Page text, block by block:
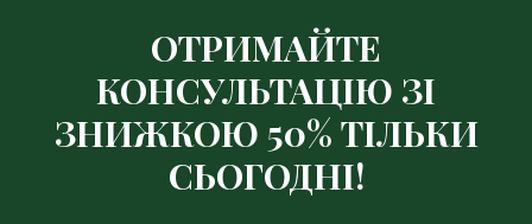
ОТРИМАЙТЕ
КОНСУЛЬТАЦІЮ ЗІ
ЗНИЖКОЮ 50% ТІЛЬКИ
СЬОГОДНІ!